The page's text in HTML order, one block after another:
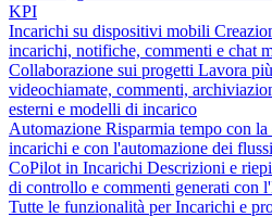
KPI
Incarichi su dispositivi mobili
incarichi, notifiche, commenti e chat
Collaborazione sui progetti Lavora
videochiamate, commenti,
esterni e modelli di incarico
Automazione Risparmia tempo con
incarichi e con l'automazione dei
CoPilot in Incarichi Descrizioni e
di controllo e commenti generati con
Tutte le funzionalità per Incarichi e